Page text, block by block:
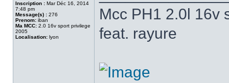
Inscription : Mar Déc 16, 2014
7:48 pm
Message(s) : 276
Prenom: iban
Ma MCC: 2.0 16v sport privilege
2005
Localisation: lyon
Mcc PH1 2.0l 16v
feat. rayure